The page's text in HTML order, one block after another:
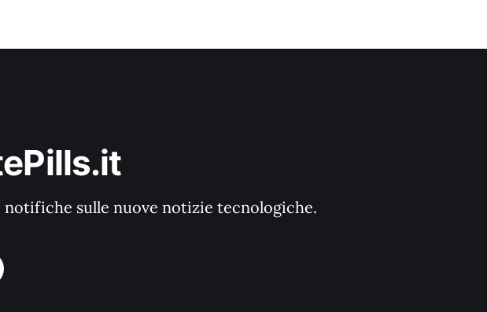
sulle nuove notizie tecnologiche.